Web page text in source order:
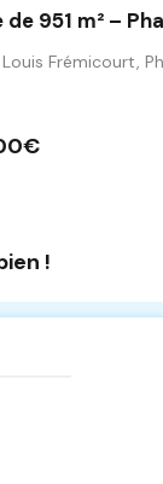
951 m² –
Frémicourt,
!